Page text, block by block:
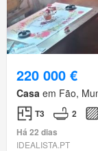
220 000 €
Casa em Fão,
T3 2
Há 22 dias
IDEALISTA.PT